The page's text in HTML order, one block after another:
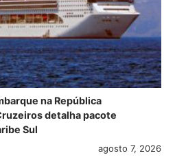
na República
detalha pacote
Sul
agosto 7, 2026